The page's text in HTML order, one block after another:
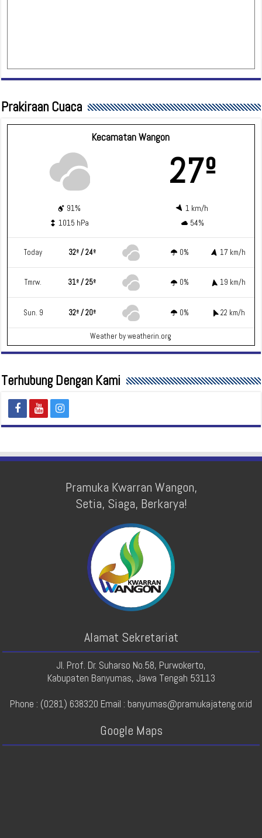
Prakiraan Cuaca
Kecamatan Wangon
27º
91%
1 km/h
1015 hPa
54%
Today 32º / 24º 0% 17 km/h
Tmrw. 31º / 25º 0% 19 km/h
Sun. 9 32º / 20º 0% 22 km/h
Weather by weatherin.org
Terhubung Dengan Kami
Pramuka Kwarran Wangon,
Setia, Siaga, Berkarya!
Alamat Sekretariat
Jl. Prof. Dr. Suharso No.58, Purwokerto,
Kabupaten Banyumas, Jawa Tengah 53113
Phone : (0281) 638320 Email : banyumas@pramukajateng.or.id
Google Maps